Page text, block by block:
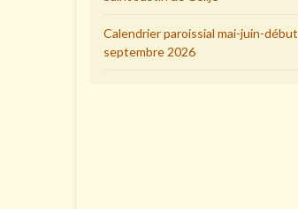
Calendrier paroissial mai-juin-début
septembre 2026